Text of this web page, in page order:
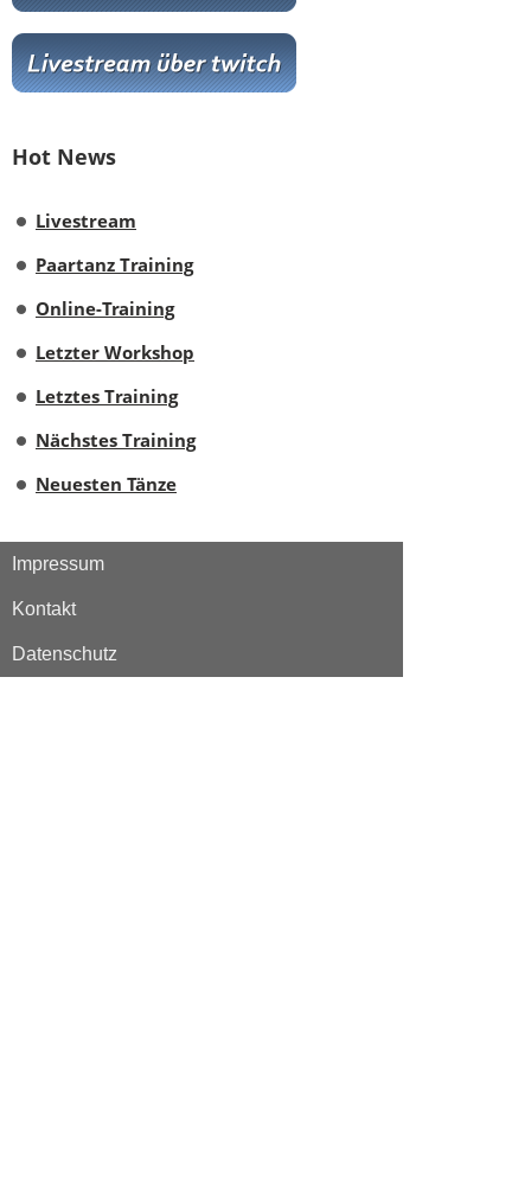
Hot News
Livestream
Paartanz Training
Online-Training
Letzter Workshop
Letztes Training
Nächstes Training
Neuesten Tänze
Impressum
Kontakt
Datenschutz